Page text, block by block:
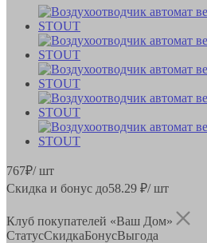
767₽/ шт
Скидка и бонус до58.29 ₽/ шт
Клуб покупателей «Ваш Дом»
СтатусСкидкаБонусВыгода